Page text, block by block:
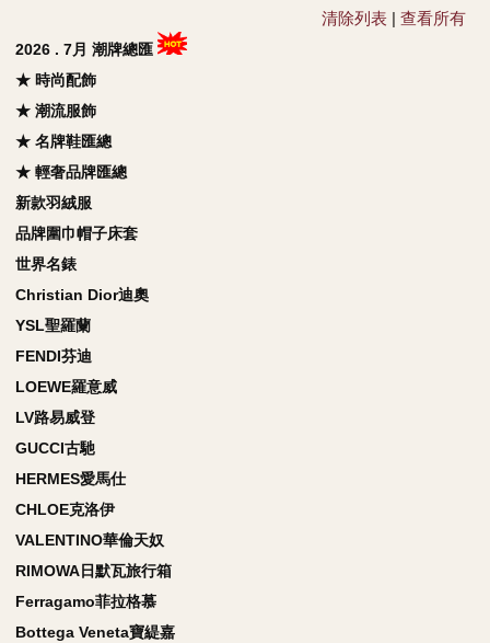
清除列表 | 查看所有
2026 . 7月 潮牌總匯
★ 時尚配飾
★ 潮流服飾
★ 名牌鞋匯總
★ 輕奢品牌匯總
新款羽絨服
品牌圍巾帽子床套
世界名錶
Christian Dior迪奧
YSL聖羅蘭
FENDI芬迪
LOEWE羅意威
LV路易威登
GUCCI古馳
HERMES愛馬仕
CHLOE克洛伊
VALENTINO華倫天奴
RIMOWA日默瓦旅行箱
Ferragamo菲拉格慕
Bottega Veneta寶緹嘉